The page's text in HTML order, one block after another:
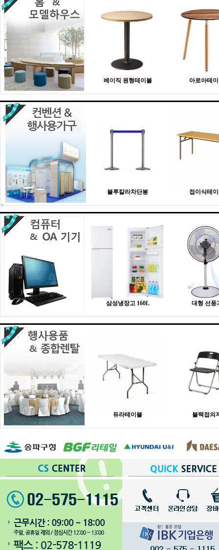
베이직 원형테이블 아로아테
블루칼라차단봉 접이식테
삼성냉장고 160L 대형 선풍
듀라테이블 블랙접의